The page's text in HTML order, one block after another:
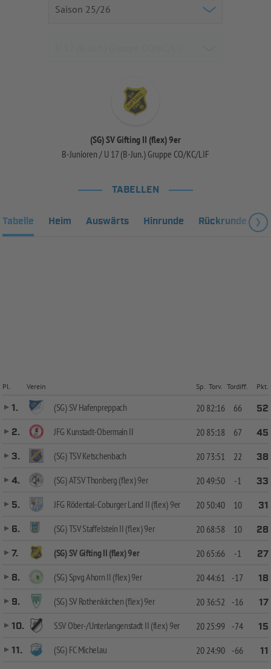
(SG) SV Gifting II (flex) 9er
B-Junioren / U 17 (B-Jun.) Gruppe CO/KC/LIF
TABELLEN
Tabelle Heim Auswärts Hinrunde Rückrunde
Pl. Verein Sp. Torv. Tordiff. Pkt.
1. (SG) SV Hafenpreppach 20 82:16 66
52
2.
JFG Kunstadt-Obermain II 20 85:18 67
45
3.
(SG) TSV Ketschenbach 20 73:51 22
38
4.
(SG) ATSV Thonberg (flex) 9er 2049:50 -1
33
5.
JFG Rödental-Coburger Land II (flex) 9er 20 50:40 10
31
6.
(SG) TSV Staffelstein II (flex) 9er 20 68:58 10
28
7.
(SG) SV Gifting II (flex) 9er 20 65:66 -1
27
8.
(SG) Spvg Ahorn II (flex) 9er 2044:61 -17
18
9.
(SG) SV Rothenkirchen (flex) 9er 20 36:52 -16
17
10.
SSV Ober-/Unterlangenstadt II (flex) 9er 20 25:99 -74
15
11.
(SG) FC Michelau 20 24:90 -66 11